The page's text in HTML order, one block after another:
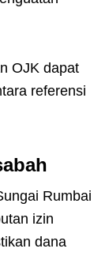
OJK dapat
referensi
Rumbai
izin
dana